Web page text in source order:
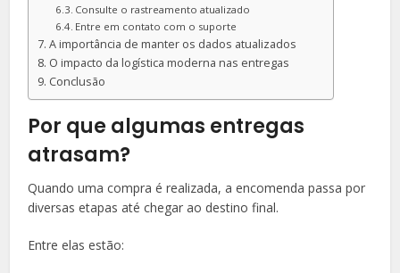
Consulte o rastreamento atualizado
Entre em contato com o suporte
A importância de manter os dados atualizados
O impacto da logística moderna nas entregas
Conclusão
Por que algumas entregas
atrasam?
Quando uma compra é realizada, a encomenda passa por
diversas etapas até chegar ao destino final.
Entre elas estão: